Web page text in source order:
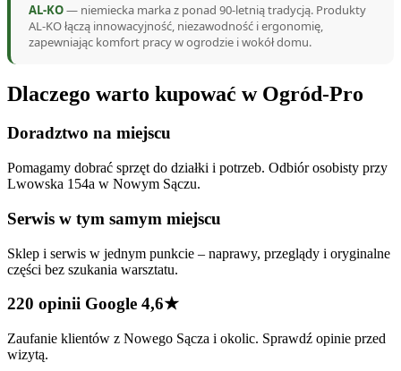
AL-KO— niemiecka marka z ponad 90-letnią tradycją. Produkty
AL-KO łączą innowacyjność, niezawodność i ergonomię,
zapewniając komfort pracy w ogrodzie i wokół domu.
Dlaczego warto kupować w Ogród-Pro
Doradztwo na miejscu
Pomagamy dobrać sprzęt do działki i potrzeb. Odbiór osobisty przy
Lwowska 154a w Nowym Sączu.
Serwis w tym samym miejscu
Sklep i serwis w jednym punkcie – naprawy, przeglądy i oryginalne
części bez szukania warsztatu.
220 opinii Google 4,6★
Zaufanie klientów z Nowego Sącza i okolic. Sprawdź opinie przed
wizytą.